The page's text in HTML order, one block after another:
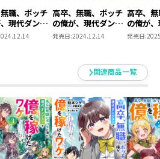
のせいで職も友だちもゼロ。不
（サグル）は、お金欲しさに怪
る危険なゲームなのだが……初
なりチート能力を獲得？ 前代
とともに楽々大金をゲットする
の的となって――？ 秘密のダンジ
の荒稼ぎダンジョン譚、開
職、ボッチ
現代ダンジ
を稼げたワ
小説第2巻
高卒、無職、ボッチ
の俺が、現代ダンジ
ョンで億を稼げたワ
ケ2～会社が倒産し
で、今日から秘密の
ダンジョンに潜って
稼いでいこうと思い
ます～
発売日:2024.12.14
高卒、
の俺が
ョンで
ケ3～会
で、今
ダンジ
稼いで
ます～
発売日:
関連商品一覧